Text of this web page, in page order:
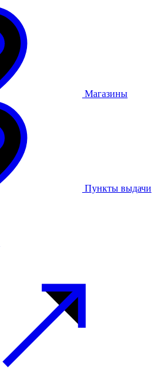
Магазины
Пункты выдачи